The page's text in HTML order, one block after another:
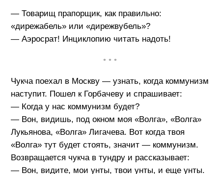
— Товарищ прапорщик, как правильно:
«дирежабель» или «дирежвубель»?
— Аэросрат! Инциклопию читать надоть!
• • •
Чукча поехал в Москву — узнать, когда коммунизм
наступит. Пошел к Горбачеву и спрашивает:
— Когда у нас коммунизм будет?
— Вон, видишь, под окном моя «Волга», «Волга»
Лукьянова, «Волга» Лигачева. Вот когда твоя
«Волга» тут будет стоять, значит — коммунизм.
Возвращается чукча в тундру и рассказывает:
— Вон, видите, мои унты, твои унты, и еще унты.